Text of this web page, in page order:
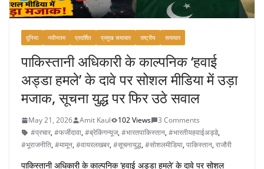
दुनिया नवीनतम प्रदर्शित प्रमुख समाचार राष्ट्रीय समाचार
पाकिस्तानी अधिकारी के काल्पनिक ‘हवाई
अड्डा हमले’ के दावे पर सोशल मीडिया में उड़ा
मजाक, सूचना युद्ध पर फिर उठे सवाल
May 21, 2026 Amit Kaul 102 Views
3 Comments
#प्रचार,#फर्जीदावा,#ब्रेकिंगन्यूज,#भारतपाकिस्तान,#भारतीयहवाईअड्डे,
#भूराजनीति,#मामून,#वायरलखबर,#सूचनायुद्ध,#सोशलमीडिया,पाकिस्तान,राजौरी
पाकिस्तानी अधिकारी के काल्पनिक ‘हवाई अड्डा हमले’ के दावे पर सोशल